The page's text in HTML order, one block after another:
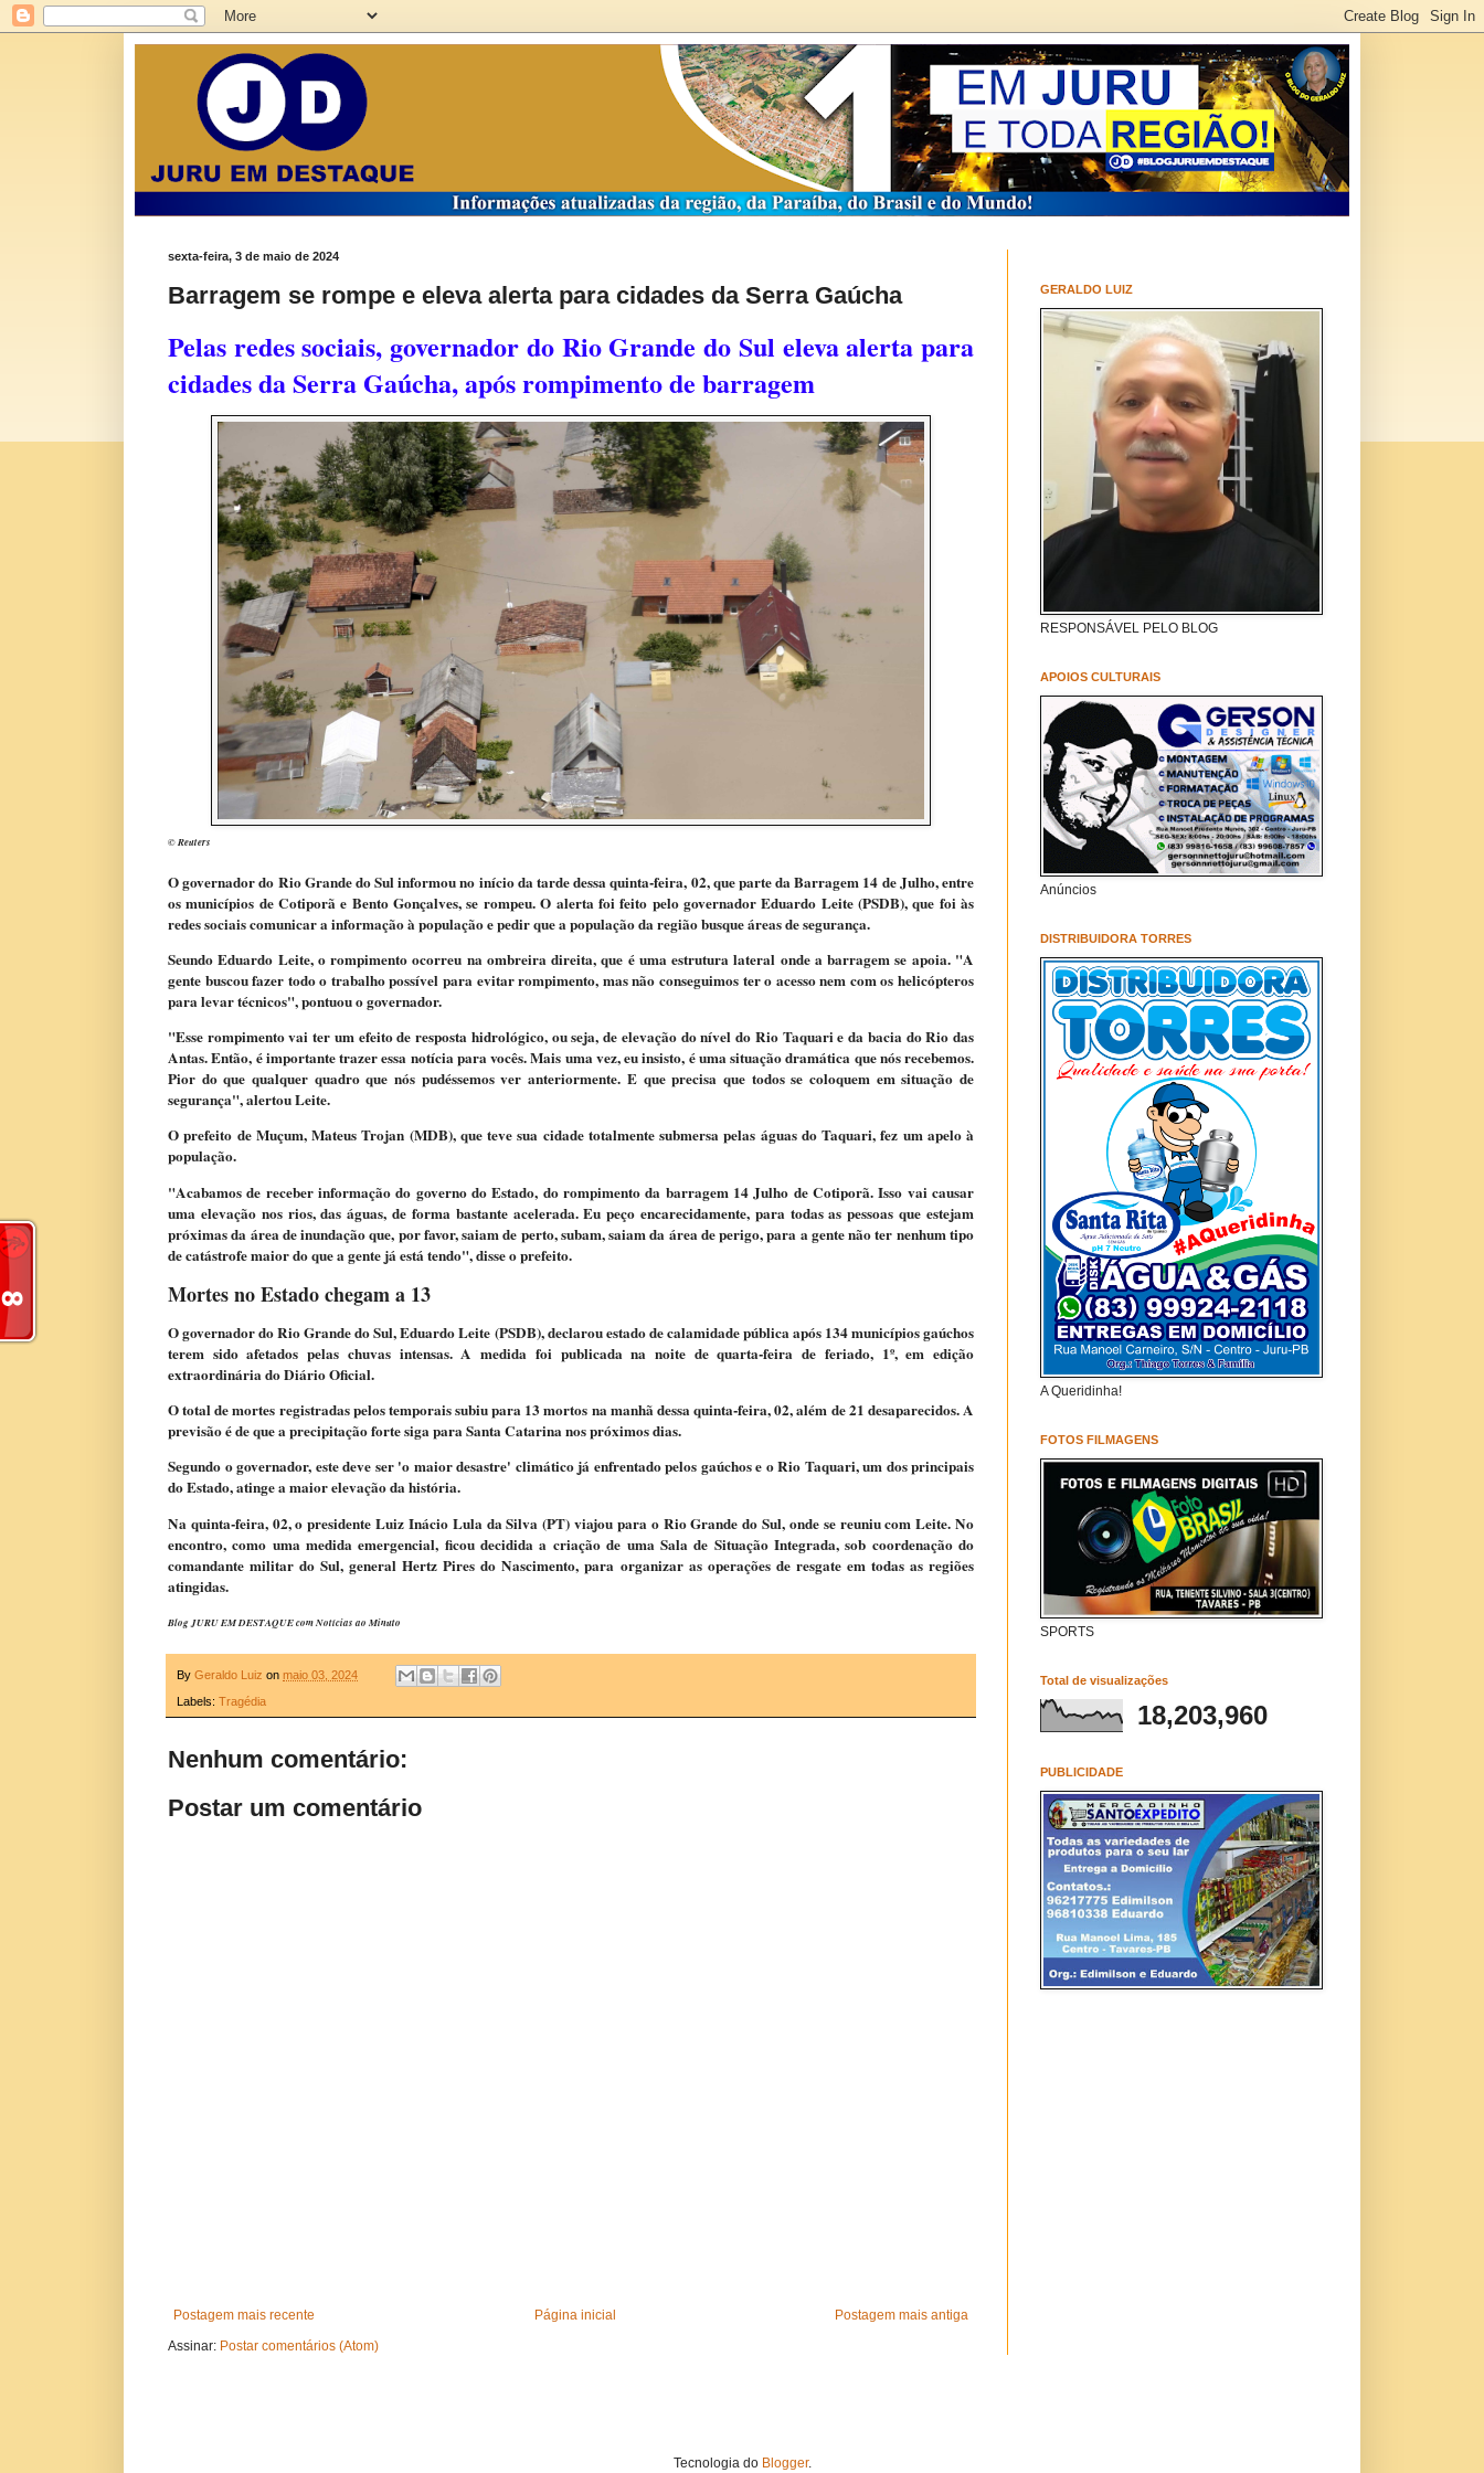
sexta-feira, 3 de maio de 2024
Barragem se rompe e eleva alerta para cidades da Serra Gaúcha
Pelas redes sociais, governador do Rio Grande do Sul eleva alerta para
cidades da Serra Gaúcha, após rompimento de barragem
© Reuters
Ogovernador do Rio Grande do Sul informou no início da tarde dessa quinta-feira, 02, que parte da Barragem 14 de Julho, entre
os municípios de Cotiporã e Bento Gonçalves, se rompeu. O alerta foi feito pelo governador Eduardo Leite (PSDB), que foi às
redes sociais comunicar a informação à população e pedir que a população da região busque áreas de segurança.
Seundo Eduardo Leite, o rompimento ocorreu na ombreira direita, que é uma estrutura lateral onde a barragem se apoia. "A
gente buscou fazer todo o trabalho possível para evitar rompimento, mas não conseguimos ter o acesso nem com os helicópteros
para levar técnicos", pontuou o governador.
"Esse rompimento vai ter um efeito de resposta hidrológico, ou seja, de elevação do nível do Rio Taquari e da bacia do Rio das
Antas. Então, é importante trazer essa notícia para vocês. Mais uma vez, eu insisto, é uma situação dramática que nós recebemos.
Pior do que qualquer quadro que nós pudéssemos ver anteriormente. E que precisa que todos se coloquem em situação de
segurança", alertou Leite.
O prefeito de Muçum, Mateus Trojan (MDB), que teve sua cidade totalmente submersa pelas águas do Taquari, fez um apelo à
população.
"Acabamos de receber informação do governo do Estado, do rompimento da barragem 14 Julho de Cotiporã. Isso vai causar
uma elevação nos rios, das águas, de forma bastante acelerada. Eu peço encarecidamente, para todas as pessoas que estejam
próximas da área de inundação que, por favor, saiam de perto, subam, saiam da área de perigo, para a gente não ter nenhum tipo
de catástrofe maior do que a gente já está tendo", disse o prefeito.
Mortes no Estado chegam a 13
O governador do Rio Grande do Sul, Eduardo Leite (PSDB), declarou estado de calamidade pública após 134 municípios gaúchos
terem sido afetados pelas chuvas intensas. A medida foi publicada na noite de quarta-feira de feriado, 1º, em edição
extraordinária do Diário Oficial.
O total de mortes registradas pelos temporais subiu para 13 mortos na manhã dessa quinta-feira, 02, além de 21 desaparecidos. A
previsão é de que a precipitação forte siga para Santa Catarina nos próximos dias.
Segundo o governador, este deve ser 'o maior desastre' climático já enfrentado pelos gaúchos e o Rio Taquari, um dos principais
do Estado, atinge a maior elevação da história.
Na quinta-feira, 02, o presidente Luiz Inácio Lula da Silva (PT) viajou para o Rio Grande do Sul, onde se reuniu com Leite. No
encontro, como uma medida emergencial, ficou decidida a criação de uma Sala de Situação Integrada, sob coordenação do
comandante militar do Sul, general Hertz Pires do Nascimento, para organizar as operações de resgate em todas as regiões
atingidas.
Blog JURU EM DESTAQUE com Notícias ao Minuto
By Geraldo Luiz on maio 03, 2024
Labels: Tragédia
Nenhum comentário:
Postar um comentário
Postagem mais recente Postagem mais antiga
Página inicial
Assinar: Postar comentários (Atom)
GERALDO LUIZ
RESPONSÁVEL PELO BLOG
APOIOS CULTURAIS
Anúncios
DISTRIBUIDORA TORRES
A Queridinha!
FOTOS FILMAGENS
SPORTS
Total de visualizações
18,203,960
PUBLICIDADE
Tecnologia do Blogger.